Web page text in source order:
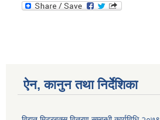
ऐन, कानुन तथा निर्देशिका